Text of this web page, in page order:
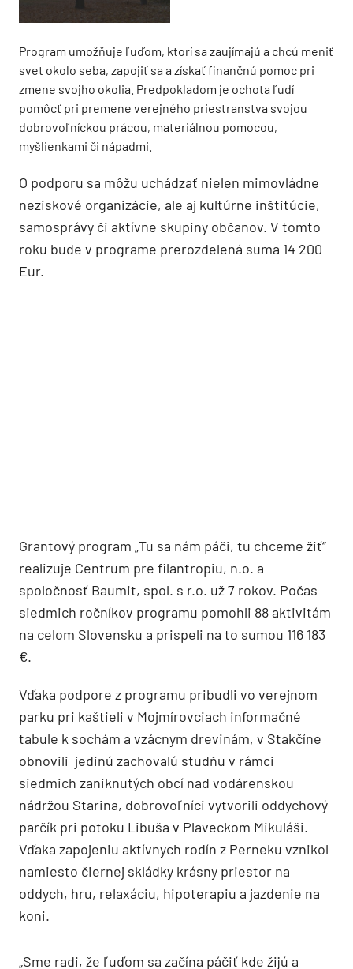
Program umožňuje ľuďom, ktorí sa zaujímajú a chcú meniť
svet okolo seba, zapojiť sa a získať finančnú pomoc pri
zmene svojho okolia. Predpokladom je ochota ľudí
pomôcť pri premene verejného priestranstva svojou
dobrovoľníckou prácou, materiálnou pomocou,
myšlienkami či nápadmi.
O podporu sa môžu uchádzať nielen mimovládne
neziskové organizácie, ale aj kultúrne inštitúcie,
samosprávy či aktívne skupiny občanov. V tomto
roku bude v programe prerozdelená suma 14 200
Eur.
Grantový program „Tu sa nám páči, tu chceme žiť“
realizuje Centrum pre filantropiu, n.o. a
spoločnosť Baumit, spol. s r.o. už 7 rokov. Počas
siedmich ročníkov programu pomohli 88 aktivitám
na celom Slovensku a prispeli na to sumou 116 183
€.
Vďaka podpore z programu pribudli vo verejnom
parku pri kaštieli v Mojmírovciach informačné
tabule k sochám a vzácnym drevinám, v Stakčíne
obnovili jedinú zachovalú studňu v rámci
siedmich zaniknutých obcí nad vodárenskou
nádržou Starina, dobrovoľníci vytvorili oddychový
parčík pri potoku Libuša v Plaveckom Mikuláši.
Vďaka zapojeniu aktívnych rodín z Perneku vznikol
namiesto čiernej skládky krásny priestor na
oddych, hru, relaxáciu, hipoterapiu a jazdenie na
koni.
„Sme radi, že ľuďom sa začína páčiť kde žijú a